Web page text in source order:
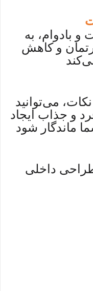
و بادوام، به
و کاهش
می‌توانید
و جذاب ایجاد
ماندگار شود
داخلی